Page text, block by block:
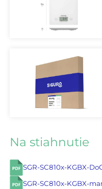
Na stiahnutie
SGR-SC810x-KGBX-
SGR-SC810x-KGBX-